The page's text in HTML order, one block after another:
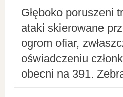
Głęboko poruszeni
ataki skierowane
ogrom ofiar,
oświadczeniu
obecni na 391.